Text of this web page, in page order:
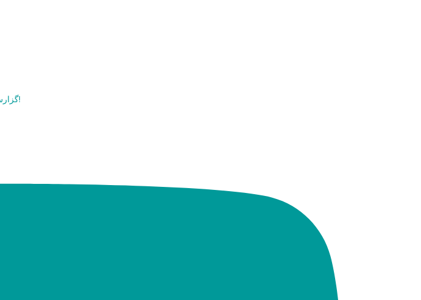
VOA Pashto Auto Spare Parts- #گزارش_سافتویر_مارگ_در_بخش_پرزه_فروشی_از_صدای_امریکا!